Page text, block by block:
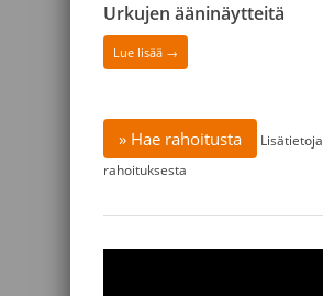
Urkujen ääninäytteitä
Lue lisää →
» Hae rahoitusta
Lisätietoja
rahoituksesta